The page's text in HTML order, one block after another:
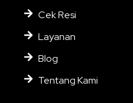
Cek Resi
Layanan
Blog
Tentang Kami